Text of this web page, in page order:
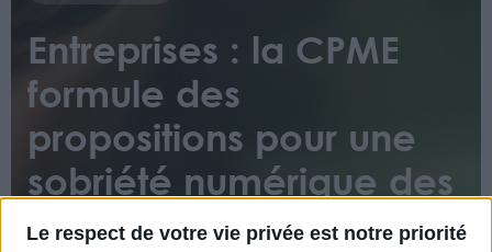
Le respect de votre vie privée est notre priorité
Entreprises : la CPME
formule des
propositions pour une
sobriété numérique des
PME